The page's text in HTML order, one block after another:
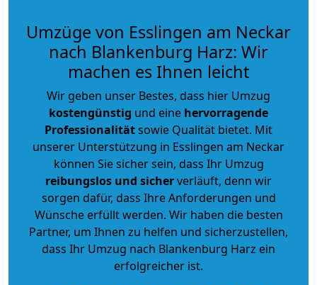
Umzüge von Esslingen am Neckar
nach Blankenburg Harz: Wir
machen es Ihnen leicht
Wir geben unser Bestes, dass hier Umzug
kostengünstig und eine hervorragende
Professionalitätsowie Qualität bietet. Mit
unserer Unterstützung in Esslingen am Neckar
können Sie sicher sein, dass Ihr Umzug
reibungslos und sicherverläuft, denn wir
sorgen dafür, dass Ihre Anforderungen und
Wünsche erfüllt werden. Wir haben die besten
Partner, um Ihnen zu helfen und sicherzustellen,
dass Ihr Umzug nach Blankenburg Harz ein
erfolgreicher ist.